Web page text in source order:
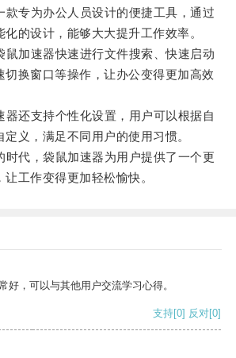
专为办公人员设计的便捷工具，通过
的设计，能够大大提升工作效率。
加速器快速进行文件搜索、快速启动
切换窗口等操作，让办公变得更加高效
还支持个性化设置，用户可以根据自
义，满足不同用户的使用习惯。
代，袋鼠加速器为用户提供了一个更
工作变得更加轻松愉快。
好，可以与其他用户交流学习心得。
支持[0] 反对[0]